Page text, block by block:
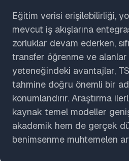
Eğitim verisi erişilebilirliği,
mevcut iş akışlarına
zorluklar devam ederken,
transfer öğrenme ve alanlar
yeteneğindeki avantajlar,
tahmine doğru önemli bir
konumlandırır. Araştırma
kaynak temel modeller
akademik hem de gerçek
benimsenme muhtemelen